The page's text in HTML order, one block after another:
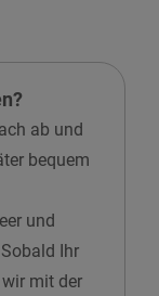
ab und
bequem
und
Ihr
mit der